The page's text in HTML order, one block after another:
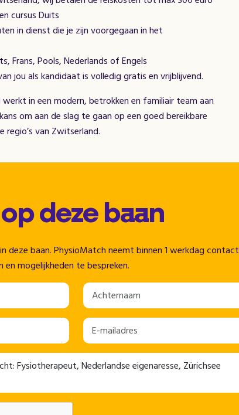
cursus Duits
in dienst die je zijn voorgegaan in het
Frans, Pools, Nederlands of Engels
jou als kandidaat is volledig gratis en vrijblijvend.
in een modern, betrokken en familiair team aan
om aan de slag te gaan op een goed bereikbare
regio’s van Zwitserland.
op deze baan
deze baan. PhysioMatch neemt binnen 1 werkdag contact
mogelijkheden te bespreken.